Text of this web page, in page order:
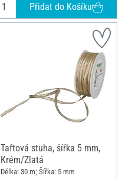
Přidat do Košíku
Taftová stuha, šířka 5 mm,
Krém/Zlatá
Délka: 30 m; Šířka: 5 mm